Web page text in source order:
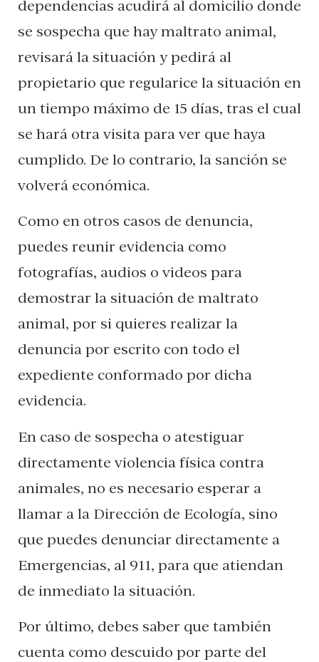
dependencias acudirá al domicilio donde
se sospecha que hay maltrato animal,
revisará la situación y pedirá al
propietario que regularice la situación en
un tiempo máximo de 15 días, tras el cual
se hará otra visita para ver que haya
cumplido. De lo contrario, la sanción se
volverá económica.
Como en otros casos de denuncia,
puedes reunir evidencia como
fotografías, audios o videos para
demostrar la situación de maltrato
animal, por si quieres realizar la
denuncia por escrito con todo el
expediente conformado por dicha
evidencia.
En caso de sospecha o atestiguar
directamente violencia física contra
animales, no es necesario esperar a
llamar a la Dirección de Ecología, sino
que puedes denunciar directamente a
Emergencias, al 911, para que atiendan
de inmediato la situación.
Por último, debes saber que también
cuenta como descuido por parte del